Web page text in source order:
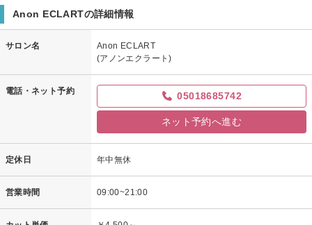
Anon ECLARTの詳細情報
サロン名
Anon ECLART
(アノンエクラート)
電話・ネット予約 05018685742
ネット予約へ進む
定休日 年中無休
営業時間 09:00~21:00